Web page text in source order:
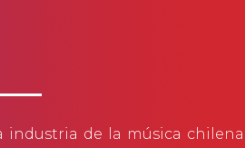
industria de la música chilena